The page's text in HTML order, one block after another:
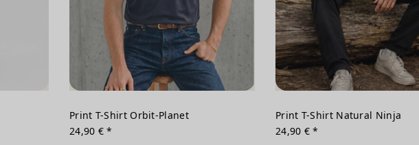
Print T-Shirt Orbit-Planet
24,90 € *
Print T-Shirt Natural Ninja
24,90 € *